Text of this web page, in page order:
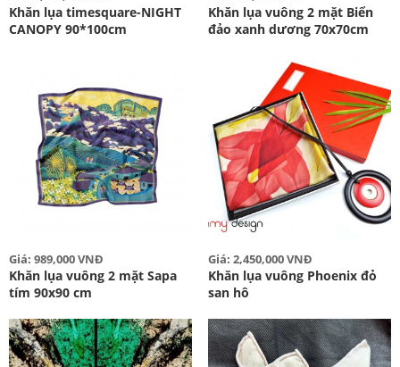
Khăn lụa timesquare-NIGHT
CANOPY 90*100cm
Khăn lụa vuông 2 mặt Biển
đảo xanh dương 70x70cm
Giá: 989,000 VNĐ
Khăn lụa vuông 2 mặt Sapa
tím 90x90 cm
Giá: 2,450,000 VNĐ
Khăn lụa vuông Phoenix đỏ
san hô